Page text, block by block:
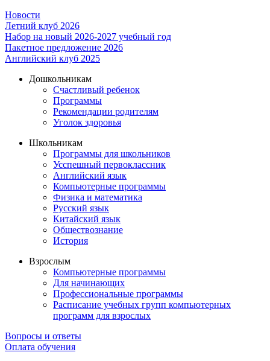
Новости
Летний клуб 2026
Набор на новый 2026-2027 учебный год
Пакетное предложение 2026
Английский клуб 2025
Дошкольникам
Счастливый ребенок
Программы
Рекомендации родителям
Уголок здоровья
Школьникам
Программы для школьников
Усспешный первоклассник
Английский язык
Компьютерные программы
Физика и математика
Русский язык
Китайский язык
Обществознание
История
Взрослым
Компьютерные программы
Для начинающих
Профессиональные программы
Расписание учебных групп компьютерных
программ для взрослых
Вопросы и ответы
Оплата обучения